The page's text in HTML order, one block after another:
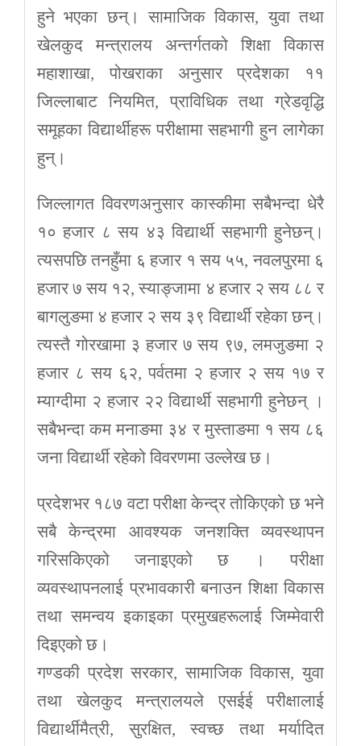
हुने भएका छन्। सामाजिक विकास, युवा तथा
खेलकुद मन्त्रालय अन्तर्गतको शिक्षा विकास
महाशाखा, पोखराका अनुसार प्रदेशका ११
जिल्लाबाट नियमित, प्राविधिक तथा ग्रेडवृद्धि
समूहका विद्यार्थीहरू परीक्षामा सहभागी हुन लागेका
हुन्।
जिल्लागत विवरणअनुसार कास्कीमा सबैभन्दा धेरै
१० हजार ८ सय ४३ विद्यार्थी सहभागी हुनेछन्।
त्यसपछि तनहुँमा ६ हजार १ सय ५५, नवलपुरमा ६
हजार ७ सय १२, स्याङ्जामा ४ हजार २ सय ८८ र
बागलुङमा ४ हजार २ सय ३९ विद्यार्थी रहेका छन्।
त्यस्तै गोरखामा ३ हजार ७ सय ९७, लमजुङमा २
हजार ८ सय ६२, पर्वतमा २ हजार २ सय १७ र
म्याग्दीमा २ हजार २२ विद्यार्थी सहभागी हुनेछन् ।
सबैभन्दा कम मनाङमा ३४ र मुस्ताङमा १ सय ८६
जना विद्यार्थी रहेको विवरणमा उल्लेख छ।
प्रदेशभर १८७ वटा परीक्षा केन्द्र तोकिएको छ भने
सबै केन्द्रमा आवश्यक जनशक्ति व्यवस्थापन
गरिसकिएको जनाइएको छ । परीक्षा
व्यवस्थापनलाई प्रभावकारी बनाउन शिक्षा विकास
तथा समन्वय इकाइका प्रमुखहरूलाई जिम्मेवारी
दिइएको छ।
गण्डकी प्रदेश सरकार, सामाजिक विकास, युवा
तथा खेलकुद मन्त्रालयले एसईई परीक्षालाई
विद्यार्थीमैत्री, सुरक्षित, स्वच्छ तथा मर्यादित